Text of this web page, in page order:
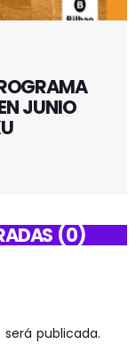
JUNIO
(0)
publicada.